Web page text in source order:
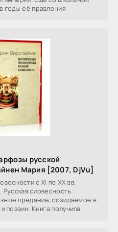
годы её правления
русской
Мария [2007, DjVu]
с XI по XX вв.
Русская словесность
предание, созидаемое в
поэзии. Книга получила